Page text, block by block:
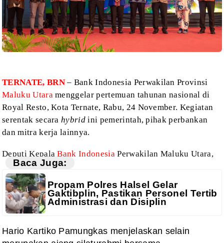
TERNATE, BRN– Bank Indonesia Perwakilan Provinsi
Maluku Utaramenggelar pertemuan tahunan nasional di
Royal Resto, Kota Ternate, Rabu, 24 November. Kegiatan
serentak secarahybrid ini pemerintah, pihak perbankan
dan mitrakerja lainnya.
Deputi KepalaBank IndonesiaPerwakilan Maluku Utara,
Baca Juga:
Propam Polres Halsel Gelar
Gaktibplin, Pastikan Personel Tertib
Administrasi dan Disiplin
Hario Kartiko Pamungkas menjelaskan selain